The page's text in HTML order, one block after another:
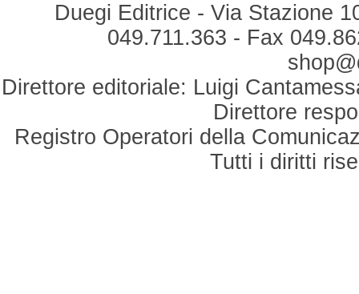
Duegi Editrice - Via Stazione
049.711.363 - Fax
Direttore editoriale: Luigi
Direttore
Registro Operatori della
Tutti i diritti